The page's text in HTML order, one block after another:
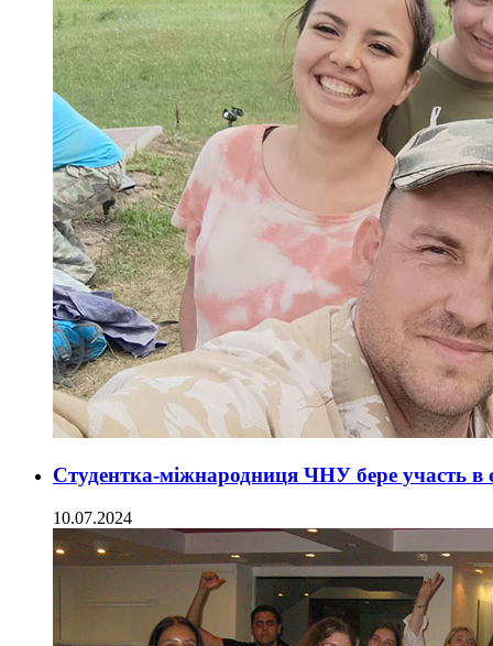
Студентка-міжнародниця ЧНУ бере участь в
10.07.2024